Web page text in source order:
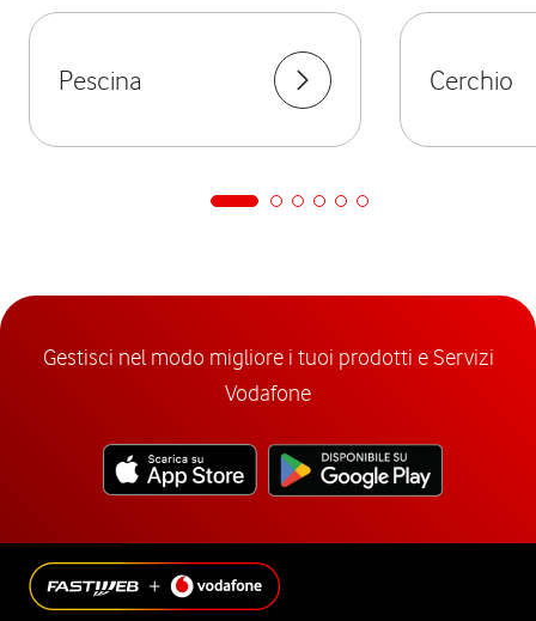
Pescina Cerchio
Gestisci nel modo migliore i tuoi prodotti e Servizi
Vodafone